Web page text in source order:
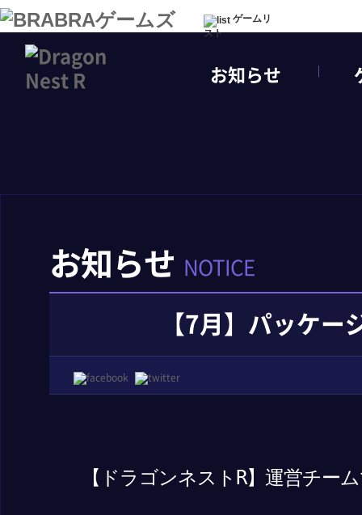
ゲームリ
スト
お知らせ
お知らせ NOTICE
【7月】パッケー
【ドラゴンネストR】運営チー